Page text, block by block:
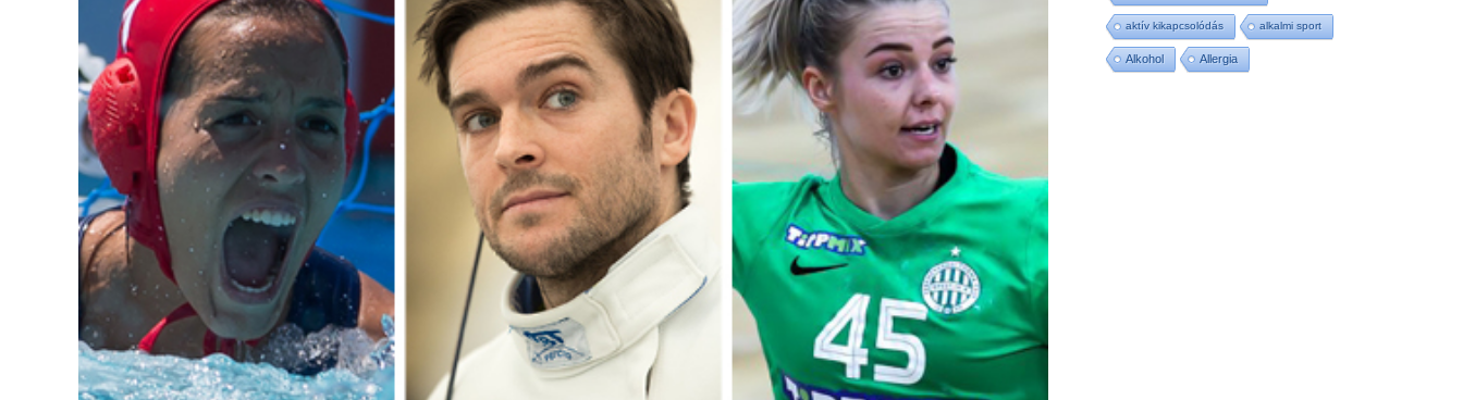
aktív kikapcsolódás alkalmi sport
Alkohol Allergia